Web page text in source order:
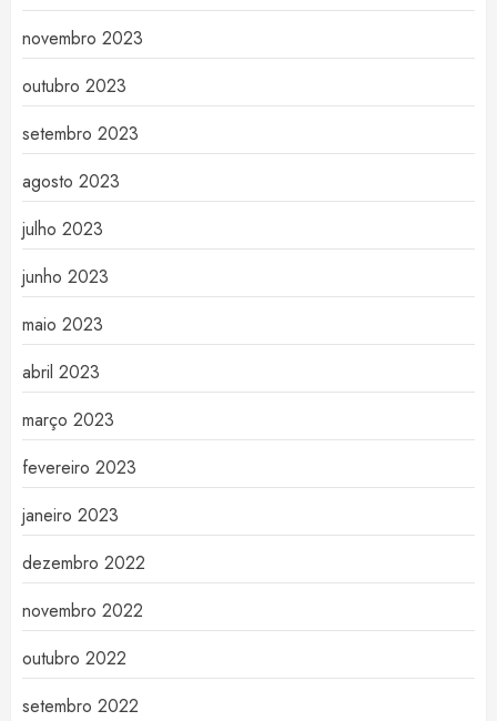
novembro 2023
outubro 2023
setembro 2023
agosto 2023
julho 2023
junho 2023
maio 2023
abril 2023
março 2023
fevereiro 2023
janeiro 2023
dezembro 2022
novembro 2022
outubro 2022
setembro 2022